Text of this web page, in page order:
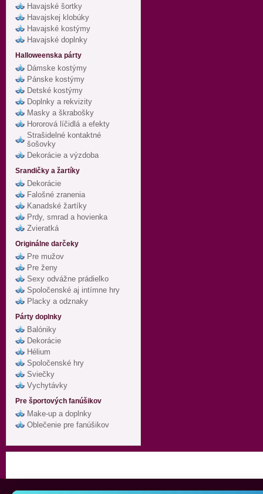
Havajské šortky
Havajskej klobúky
Havajské kostýmy
Havajské doplnky
Halloweenska párty
Dámske kostýmy
Pánske kostýmy
Detské kostýmy
Doplnky a rekvizity
Masky a škrabošky
Hororová líčidlá a efekty
Strašidelné kontaktné
šošovky
Dekorácie a výzdoba
Srandičky a žartíky
Dekorácie
Falošné zranenia
Kanadské žartíky
Prdy, smrad a hovienka
Zvieratká
Originálne darčeky
Pre mužov
Pre ženy
Sexy odvážne prádielko
Spoločenské aj intímne hry
Placky a odznaky
Párty doplnky
Balóniky
Dekorácie
Hélium
Spoločenské hry
Sviečky
Vychytávky
Pre športových fanúšikov
Make-up a doplnky
Oblečenie pre fanúšikov